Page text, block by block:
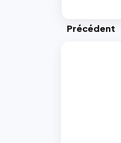
Précédent